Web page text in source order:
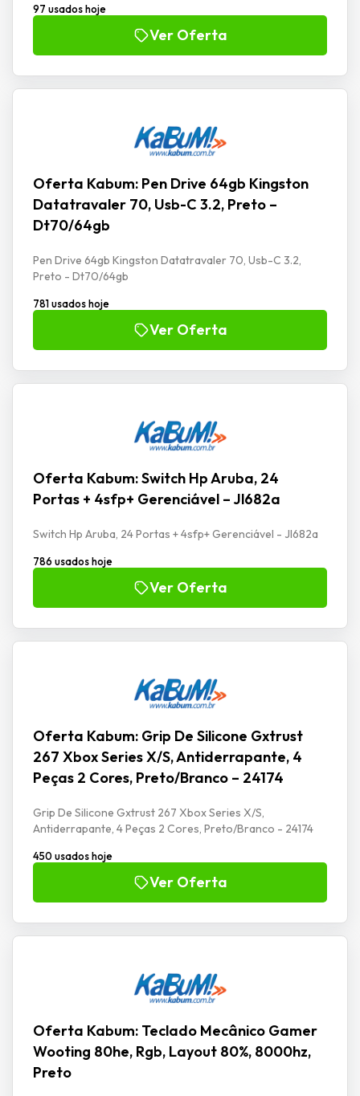
97 usados hoje
Ver Oferta
Oferta Kabum: Pen Drive 64gb Kingston
Datatravaler 70, Usb-C 3.2, Preto –
Dt70/64gb
Pen Drive 64gb Kingston Datatravaler 70, Usb-C 3.2,
Preto - Dt70/64gb
781 usados hoje
Ver Oferta
Oferta Kabum: Switch Hp Aruba, 24
Portas + 4sfp+ Gerenciável – Jl682a
Switch Hp Aruba, 24 Portas + 4sfp+ Gerenciável - Jl682a
786 usados hoje
Ver Oferta
Oferta Kabum: Grip De Silicone Gxtrust
267 Xbox Series X/S, Antiderrapante, 4
Peças 2 Cores, Preto/Branco – 24174
Grip De Silicone Gxtrust 267 Xbox Series X/S,
Antiderrapante, 4 Peças 2 Cores, Preto/Branco - 24174
450 usados hoje
Ver Oferta
Oferta Kabum: Teclado Mecânico Gamer
Wooting 80he, Rgb, Layout 80%, 8000hz,
Preto